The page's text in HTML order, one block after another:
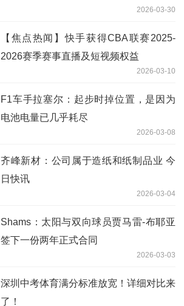
2026-03-30
【焦点热闻】快手获得CBA联赛2025-
2026赛季赛事直播及短视频权益
2026-03-10
F1车手拉塞尔：起步时掉位置，是因为
电池电量已几乎耗尽
2026-03-08
齐峰新材：公司属于造纸和纸制品业 今
日快讯
2026-03-04
Shams：太阳与双向球员贾马雷-布耶亚
签下一份两年正式合同
2026-03-03
深圳中考体育满分标准放宽！详细对比来
了！